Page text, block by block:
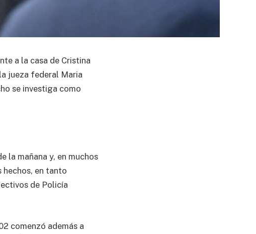
a la casa de Cristina
jueza federal Maria
se investiga como
la mañana y, en muchos
en tanto
de Policía
comenzó además a